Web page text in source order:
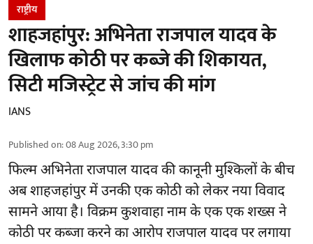
राष्ट्रीय
शाहजहांपुर: अभिनेता राजपाल यादव के
खिलाफ कोठी पर कब्जे की शिकायत,
सिटी मजिस्ट्रेट से जांच की मांग
IANS
Published on:08 Aug 2026, 3:30 pm
फिल्म अभिनेताराजपाल यादवकी कानूनी मुश्किलों के बीच
अब शाहजहांपुर में उनकी एक कोठी को लेकर नया विवाद
सामने आया है। विक्रम कुशवाहा नाम के एक एक शख्स ने
कोठी पर कब्जा करने का आरोप राजपाल यादव पर लगाया